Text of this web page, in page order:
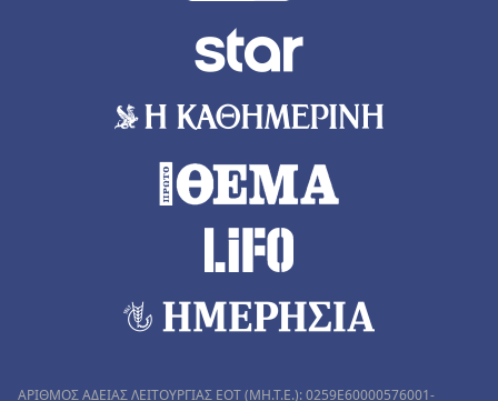
ΑΡΙΘΜΟΣ ΑΔΕΙΑΣ ΛΕΙΤΟΥΡΓΙΑΣ ΕΟΤ (MH.T.E.): 0259Ε60000576001-